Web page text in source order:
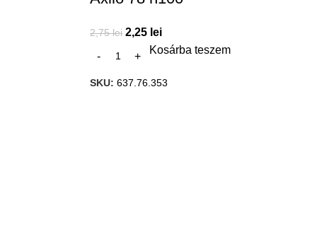
2,75lei 2,25 lei
Kosárba teszem
SKU: 637.76.353